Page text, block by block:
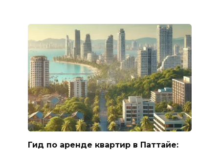
Гид по аренде квартир в Паттайе: